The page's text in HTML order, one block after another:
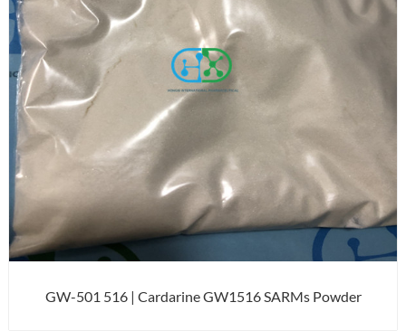
GW-501 516 | Cardarine GW1516 SARMs Powder